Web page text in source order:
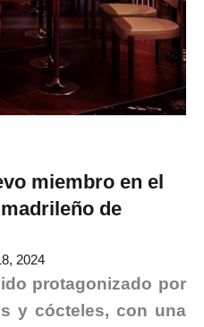
miembro en el
de
2024
protagonizado por
y cócteles, con una